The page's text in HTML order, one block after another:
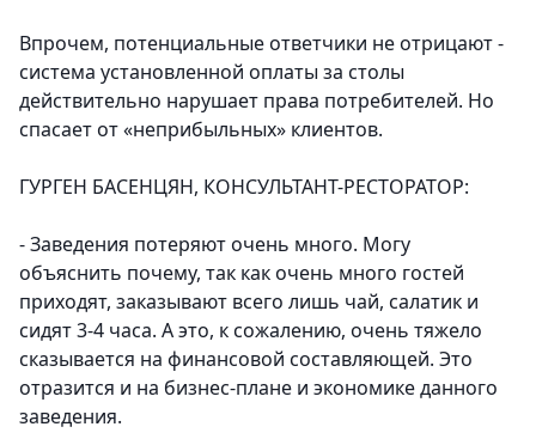
Впрочем, потенциальные ответчики не отрицают -
система установленной оплаты за столы
действительно нарушает права потребителей. Но
спасает от «неприбыльных» клиентов.
ГУРГЕН БАСЕНЦЯН, КОНСУЛЬТАНТ-РЕСТОРАТОР:
- Заведения потеряют очень много. Могу
объяснить почему, так как очень много гостей
приходят, заказывают всего лишь чай, салатик и
сидят 3-4 часа. А это, к сожалению, очень тяжело
сказывается на финансовой составляющей. Это
отразится и на бизнес-плане и экономике данного
заведения.